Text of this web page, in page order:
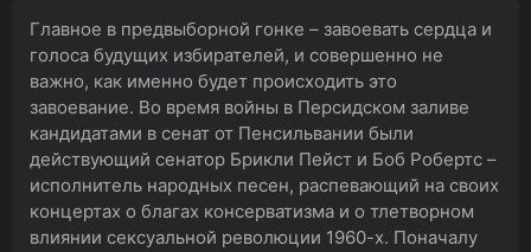
Главное в предвыборной гонке – завоевать сердца и
голоса будущих избирателей, и совершенно не
важно, как именно будет происходить это
завоевание. Во время войны в Персидском заливе
кандидатами в сенат от Пенсильвании были
действующий сенатор Брикли Пейст и Боб Робертс –
исполнитель народных песен, распевающий на своих
концертах о благах консерватизма и о тлетворном
влиянии сексуальной революции 1960-х. Поначалу